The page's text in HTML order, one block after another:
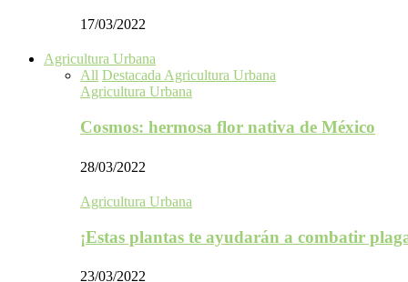
17/03/2022
Agricultura Urbana
All Destacada Agricultura Urbana
Agricultura Urbana
Cosmos: hermosa flor nativa de México
28/03/2022
Agricultura Urbana
¡Estas plantas te ayudarán a combatir
23/03/2022